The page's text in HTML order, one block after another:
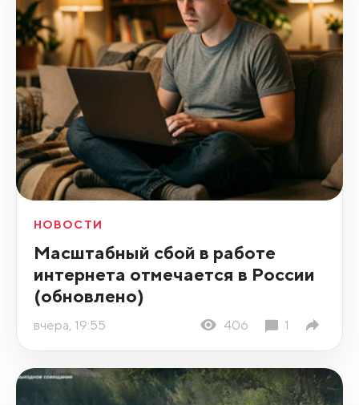
НОВОСТИ
Масштабный сбой в работе
интернета отмечается в России
(обновлено)
вчера, 19:55 406 1